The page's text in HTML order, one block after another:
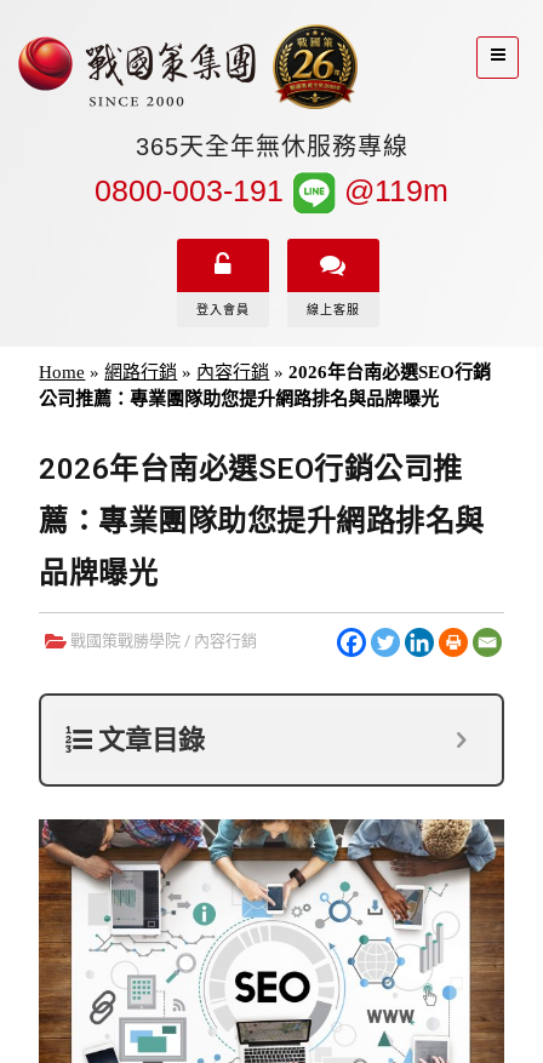
365天全年無休服務專線
0800-003-191 @119m
登入會員 線上客服
Home »網路行銷 » 內容行銷 »2026年台南必選SEO行銷
公司推薦：專業團隊助您提升網路排名與品牌曝光
2026年台南必選SEO行銷公司推
薦：專業團隊助您提升網路排名與
品牌曝光
戰國策戰勝學院 / 內容行銷
文章目錄